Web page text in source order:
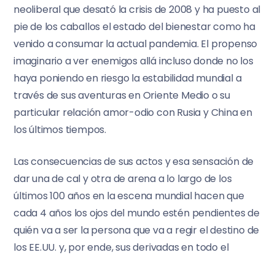
neoliberal que desató la crisis de 2008 y ha puesto al
pie de los caballos el estado del bienestar como ha
venido a consumar la actual pandemia. El propenso
imaginario a ver enemigos allá incluso donde no los
haya poniendo en riesgo la estabilidad mundial a
través de sus aventuras en Oriente Medio o su
particular relación amor-odio con Rusia y China en
los últimos tiempos.
Las consecuencias de sus actos y esa sensación de
dar una de cal y otra de arena a lo largo de los
últimos 100 años en la escena mundial hacen que
cada 4 años los ojos del mundo estén pendientes de
quién va a ser la persona que va a regir el destino de
los EE.UU. y, por ende, sus derivadas en todo el